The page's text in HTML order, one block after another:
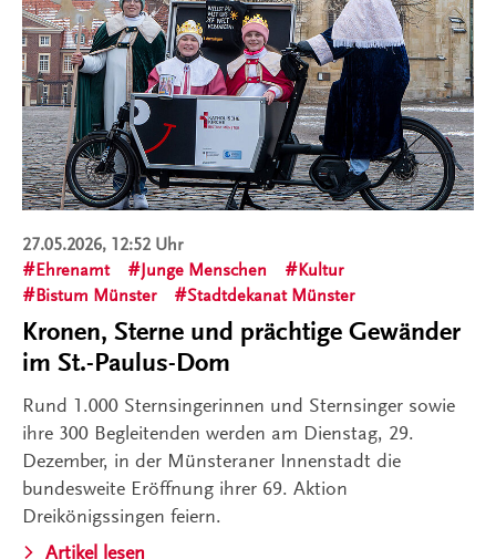
27.05.2026, 12:52 Uhr
Ehrenamt
Junge Menschen
Kultur
Bistum Münster
Stadtdekanat Münster
Kronen, Sterne und prächtige Gewänder
im St.-Paulus-Dom
Rund 1.000 Sternsingerinnen und Sternsinger sowie
ihre 300 Begleitenden werden am Dienstag, 29.
Dezember, in der Münsteraner Innenstadt die
bundesweite Eröffnung ihrer 69. Aktion
Dreikönigssingen feiern.
Artikel lesen